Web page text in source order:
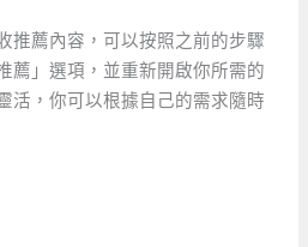
推薦內容，可以按照之前的步驟
薦」選項，並重新開啟你所需的
活，你可以根據自己的需求隨時